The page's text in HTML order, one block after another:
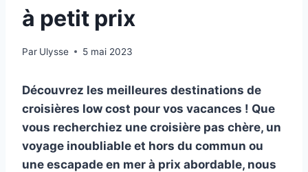
à petit prix
Par Ulysse 5 mai 2023
Découvrez les meilleures destinations de
croisières low cost pour vos vacances ! Que
vous recherchiez une croisière pas chère, un
voyage inoubliable et hors du commun ou
une escapade en mer à prix abordable, nous